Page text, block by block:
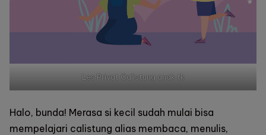
Les Privat Calistung anak tk
Halo, bunda! Merasa si kecil sudah mulai bisa
mempelajari calistung alias membaca, menulis,